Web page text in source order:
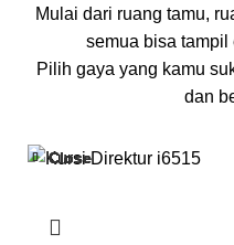
Mulai dari ruang tamu,
semua bisa tampil
Pilih gaya yang kamu
dan
Close
Close
Close
Close
Close